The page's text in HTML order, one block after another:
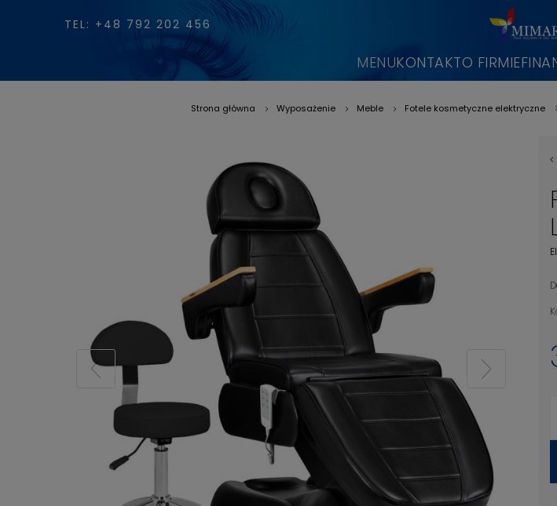
TEL: +48 792 202 456
MENUKONTAKTO FIRMIE
Strona główna Wyposażenie Meble Fotele kosmetyczne elektryczne